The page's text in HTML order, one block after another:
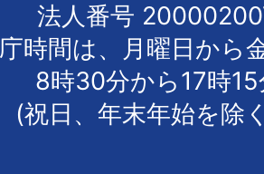
法人番号
時間は、月曜日から
8時30分から17時
(祝日、年末年始を除